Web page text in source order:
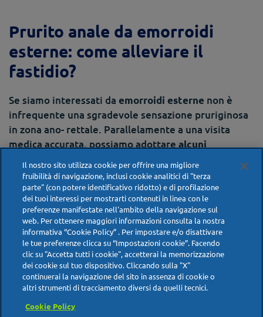
Prurito anale da emorroidi
esterne: come alleviare il
fastidio?
Se siamo interessati da emorroidi esterne non è
infrequente una sgradevole sensazione pruriginosa
in zona ano- rettale. Parallelamente a una visita
medica accurata, possiamo adottare alcuni
peggioramento del disturbo e cercare di prevenirne
la ricomparsa. Ecco alcune indicazioni di carattere
generale:
Regolarizziamo l’alvo. Seguiamo un adeguato
regime alimentare, introducendo un’ equilibrata
quantità di fibre in relazione a possibili disturbi
didiarreaostipsi, due cause della patologia
emorroidaria. Svolgiamo inoltre un’attività fisica
moderata, utile non solo a favorire un corretto
Il nostro sito utilizza cookie per offrire una migliore
fruibilità di navigazione, inclusi cookie analitici di "terza
parte" (con potere identificativo ridotto) e di profilazione
dei tuoi interessi per mostrarti contenuti in linea con le
preferenze manifestate nell'ambito della navigazione sul
web. Per ottenere maggiori informazioni consulta la nostra
informativa “Cookie Policy” . Per impostare e/o disattivare
le tue preferenze clicca su “Impostazioni cookie”. Facendo
clic su "Accetta tutti i cookie", accetterai la memorizzazione
dei cookie sul tuo dispositivo. Cliccando sulla "X"
continuerai la navigazione del sito in assenza di cookie o
altri strumenti di tracciamento diversi da quelli tecnici.
Cookie Policy